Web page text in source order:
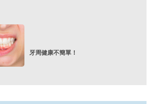
牙周健康不簡單！